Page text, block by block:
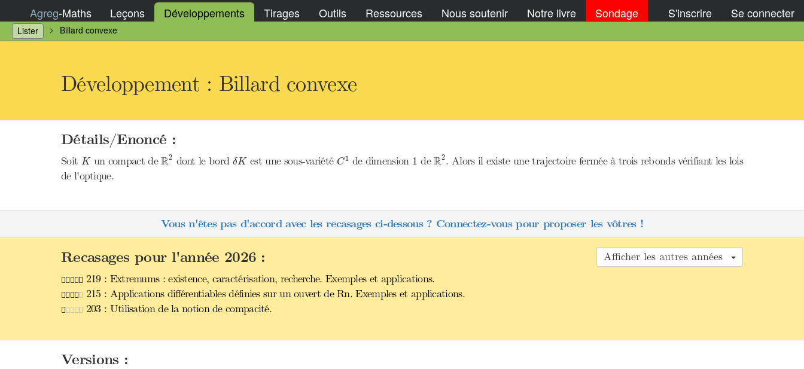
Agreg-Maths Leçons Développements Tirages Outils Ressources Nous soutenir Notre livre Sondage S'inscrire Se connecter
Lister Billard convexe
Développement : Billard convexe
Détails/Enoncé :
Soit K
Kun compact deR2
R2 dont le bord δK
δKest une sous-variété C1
C1 de dimension 1
1 deR2
R2. Alors il existe une trajectoire fermée à trois rebonds vérifiant les lois
de l'optique.
Vous n'êtes pas d'accord avec les recasages ci-dessous ? Connectez-vous pour proposer les vôtres !
Afficher les autres années
Recasages pour l'année 2026 :
219 : Extremums : existence, caractérisation, recherche. Exemples et applications.
215 : Applications différentiables définies sur un ouvert de Rn. Exemples et applications.
203 : Utilisation de la notion de compacité.
Versions :